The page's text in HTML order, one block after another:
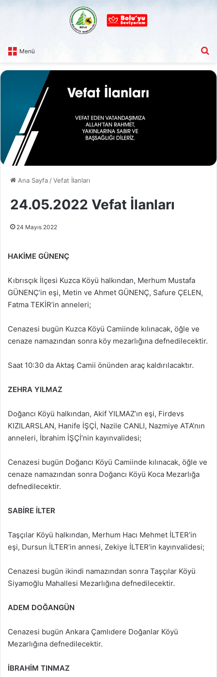
Menü
Ana Sayfa /Vefat İlanları
24.05.2022 Vefat İlanları
24 Mayıs 2022
HAKİME GÜNENÇ
Kıbrısçık İlçesi Kuzca Köyü halkından, Merhum Mustafa
GÜNENÇ’in eşi, Metin ve Ahmet GÜNENÇ, Safure ÇELEN,
Fatma TEKİR’in anneleri;
Cenazesi bugün Kuzca Köyü Camiinde kılınacak, öğle ve
cenaze namazından sonra köy mezarlığına defnedilecektir.
Saat 10:30 da Aktaş Camii önünden araç kaldırılacaktır.
ZEHRA YILMAZ
Doğancı Köyü halkından, Akif YILMAZ’ın eşi, Firdevs
KIZILARSLAN, Hanife İŞÇİ, Nazile CANLI, Nazmiye ATA’nın
anneleri, İbrahim İŞÇİ’nin kayınvalidesi;
Cenazesi bugün Doğancı Köyü Camiinde kılınacak, öğle ve
cenaze namazından sonra Doğancı Köyü Koca Mezarlığa
defnedilecektir.
SABİRE İLTER
Taşçılar Köyü halkından, Merhum Hacı Mehmet İLTER’in
eşi, Dursun İLTER’in annesi, Zekiye İLTER’in kayınvalidesi;
Cenazesi bugün ikindi namazından sonra Taşçılar Köyü
Siyamoğlu Mahallesi Mezarlığına defnedilecektir.
ADEM DOĞANGÜN
Cenazesi bugün Ankara Çamlıdere Doğanlar Köyü
Mezarlığına defnedilecektir.
İBRAHİM TINMAZ